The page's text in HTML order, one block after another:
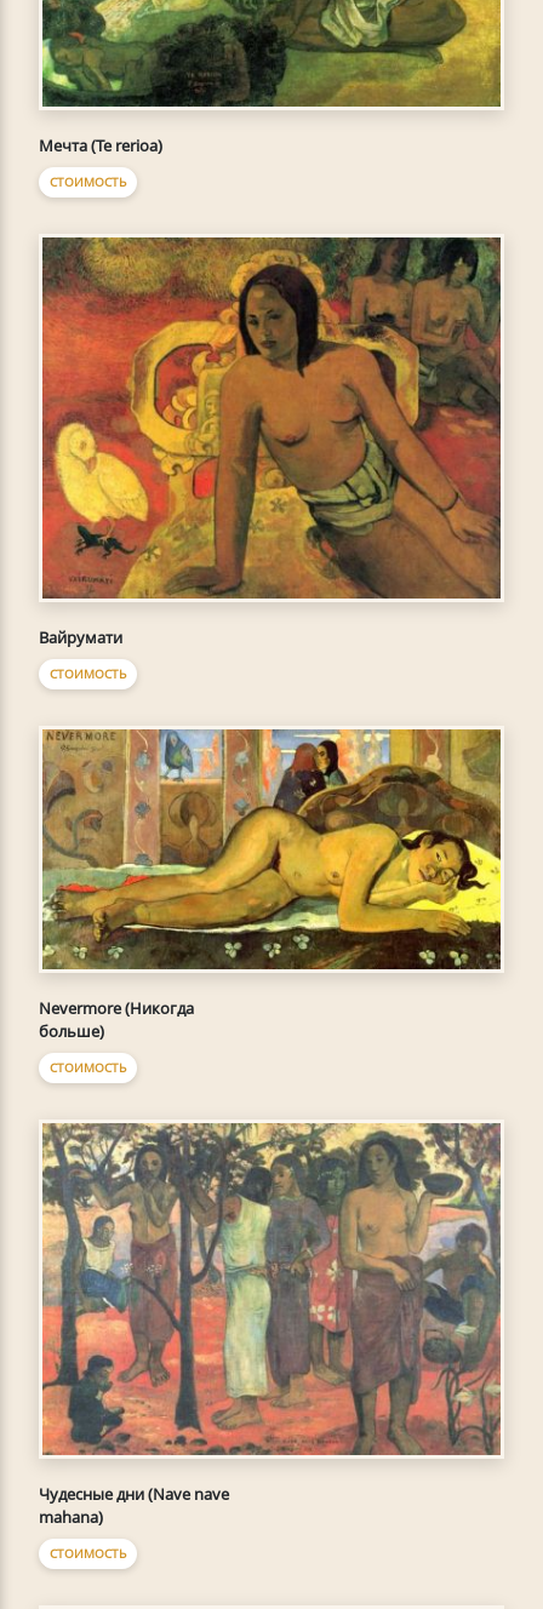
Мечта (Te rerioa)
СТОИМОСТЬ
Вайрумати
СТОИМОСТЬ
Nevermore (Никогда
больше)
СТОИМОСТЬ
Чудесные дни (Nave nave
mahana)
СТОИМОСТЬ